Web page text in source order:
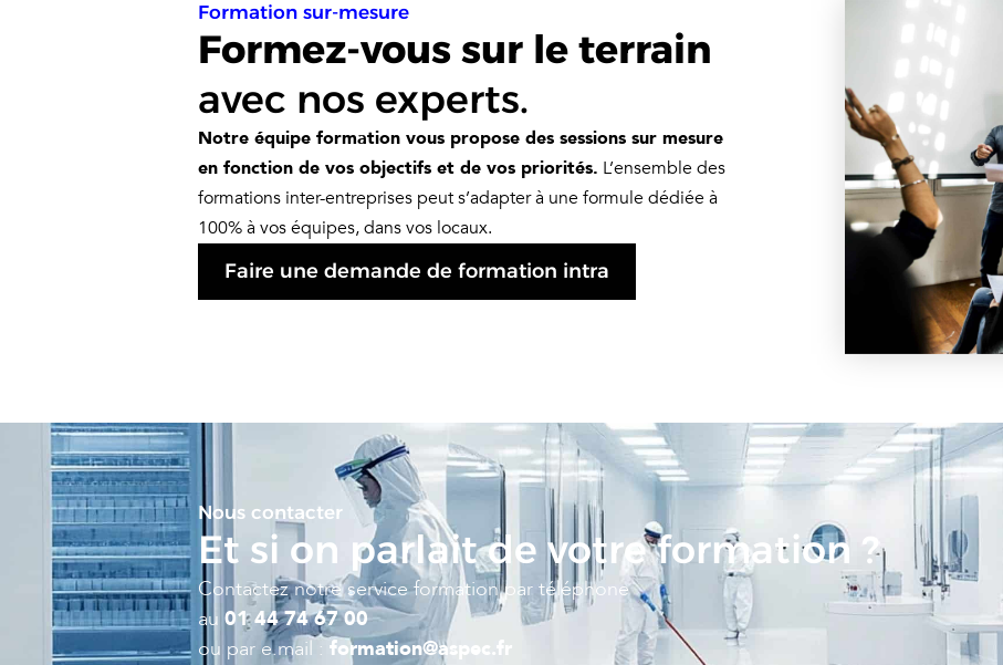
Formation sur-mesure
Formez-vous sur le terrain
avec nos experts.
Notre équipe formation vous propose des sessions sur mesure
en fonction de vos objectifs et de vos priorités. L’ensemble des
formations inter-entreprises peut s’adapter à une formule dédiée à
100% à vos équipes, dans vos locaux.
Faire une demande de formation intra
Nous contacter
Et si on parlait de votre formation ?
Contactez notre service formation par téléphone
au 01 44 74 67 00
ou par e.mail : formation@aspec.fr